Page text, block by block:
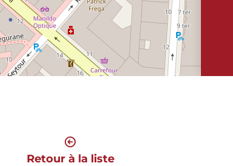
Retour à la liste